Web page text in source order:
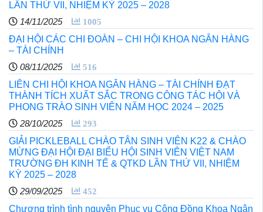
LẦN THỨ VII, NHIỆM KỲ 2025 – 2028
14/11/2025
1005
ĐẠI HỘI CÁC CHI ĐOÀN – CHI HỘI KHOA NGÂN HÀNG
– TÀI CHÍNH
08/11/2025
516
LIÊN CHI HỘI KHOA NGÂN HÀNG – TÀI CHÍNH ĐẠT
THÀNH TÍCH XUẤT SẮC TRONG CÔNG TÁC HỘI VÀ
PHONG TRÀO SINH VIÊN NĂM HỌC 2024 – 2025
28/10/2025
293
GIẢI PICKLEBALL CHÀO TÂN SINH VIÊN K22 & CHÀO
MỪNG ĐẠI HỘI ĐẠI BIỂU HỘI SINH VIÊN VIỆT NAM
TRƯỜNG ĐH KINH TẾ & QTKD LẦN THỨ VII, NHIỆM
KỲ 2025 – 2028
29/09/2025
452
Chương trình tình nguyện Phục vụ Cộng Đồng Khoa Ngân